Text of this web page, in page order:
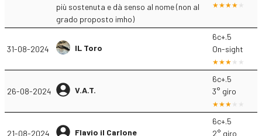
più sostenuta e dà senso al nome (non al
grado proposto imho)
31-08-2024 IL Toro
6c+.5
On-sight
26-08-2024 V.A.T.
6c+.5
3° giro
21-08-2024 Flavio il Carlone
6c+.5
2° giro